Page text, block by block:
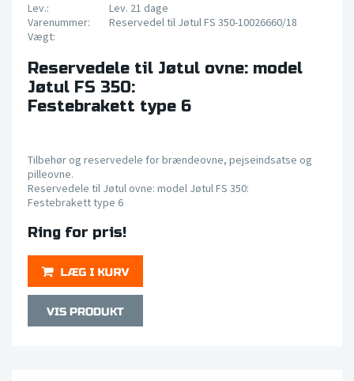
Lev.:
Lev. 21 dage
Varenummer:
Reservedel til Jøtul FS 350-10026660/18
Vægt:
Reservedele til Jøtul ovne: model
Jøtul FS 350:
Festebrakett type 6
Tilbehør og reservedele for brændeovne, pejseindsatse og
pilleovne.
Reservedele til Jøtul ovne: model Jøtul FS 350:
Festebrakett type 6
Ring for pris!